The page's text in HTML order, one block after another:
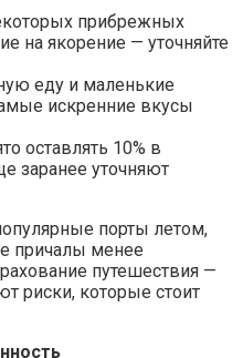
прибрежных
на якорение — уточняйте
еду и маленькие
искренние вкусы
оставлять 10% в
заранее уточняют
порты летом,
причалы менее
путешествия —
риски, которые стоит